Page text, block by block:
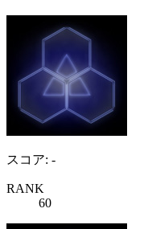
スコア: -
RANK
60